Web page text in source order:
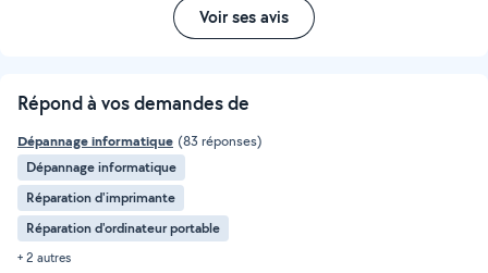
Voir ses avis
Répond à vos demandes de
Dépannage informatique (83 réponses)
Dépannage informatique
Réparation d'imprimante
Réparation d'ordinateur portable
+ 2 autres